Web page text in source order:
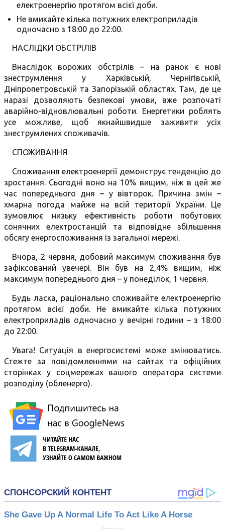
електроенергію протягом всієї доби.
Не вмикайте кілька потужних електроприладів
одночасно з 18:00 до 22:00.
НАСЛІДКИ ОБСТРІЛІВ
Внаслідок ворожих обстрілів – на ранок є нові
знеструмлення у Харківській, Чернігівській,
Дніпропетровській та Запорізькій областях. Там, де це
наразі дозволяють безпекові умови, вже розпочаті
аварійно-відновлювальні роботи. Енергетики роблять
усе можливе, щоб якнайшвидше заживити усіх
знеструмлених споживачів.
СПОЖИВАННЯ
Споживання електроенергії демонструє тенденцію до
зростання. Сьогодні воно на 10% вищим, ніж в цей же
час попереднього дня – у вівторок. Причина змін –
хмарна погода майже на всій території України. Це
зумовлює низьку ефективність роботи побутових
сонячних електростанцій та відповідне збільшення
обсягу енергоспоживання із загальної мережі.
Вчора, 2 червня, добовий максимум споживання був
зафіксований увечері. Він був на 2,4% вищим, ніж
максимум попереднього дня – у понеділок, 1 червня.
Будь ласка, раціонально споживайте електроенергію
протягом всієї доби. Не вмикайте кілька потужних
електроприладів одночасно у вечірні години – з 18:00
до 22:00.
Увага! Ситуація в енергосистемі може змінюватись.
Стежте за повідомленнями на сайтах та офіційних
сторінках у соцмережах вашого оператора системи
розподілу (обленерго).